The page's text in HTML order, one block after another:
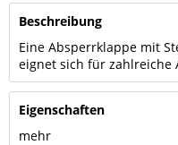
Beschreibung
Eine Absperrklappe mit
eignet sich für zahlreiche
Eigenschaften
mehr